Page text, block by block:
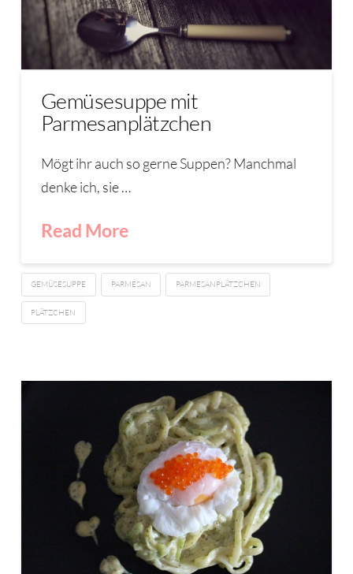
Gemüsesuppe mit
Parmesanplätzchen
Mögt ihr auch so gerne Suppen? Manchmal
denke ich, sie …
Read More
GEMÜSESUPPE PARMESAN PARMESANPLÄTZCHEN
PLÄTZCHEN